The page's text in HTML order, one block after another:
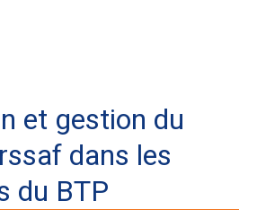
et gestion du
dans les
du BTP